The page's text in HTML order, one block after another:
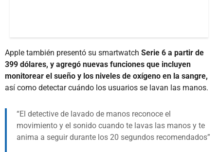
Apple también presentó su smartwatch Serie 6 a partir de
399 dólares, y agregó nuevas funciones que incluyen
monitorear el sueño y los niveles de oxígeno en la sangre,
así como detectar cuándo los usuarios se lavan las manos.
El detective de lavado de manos reconoce el
movimiento y el sonido cuando te lavas las manos y te
anima a seguir durante los 20 segundos recomendados